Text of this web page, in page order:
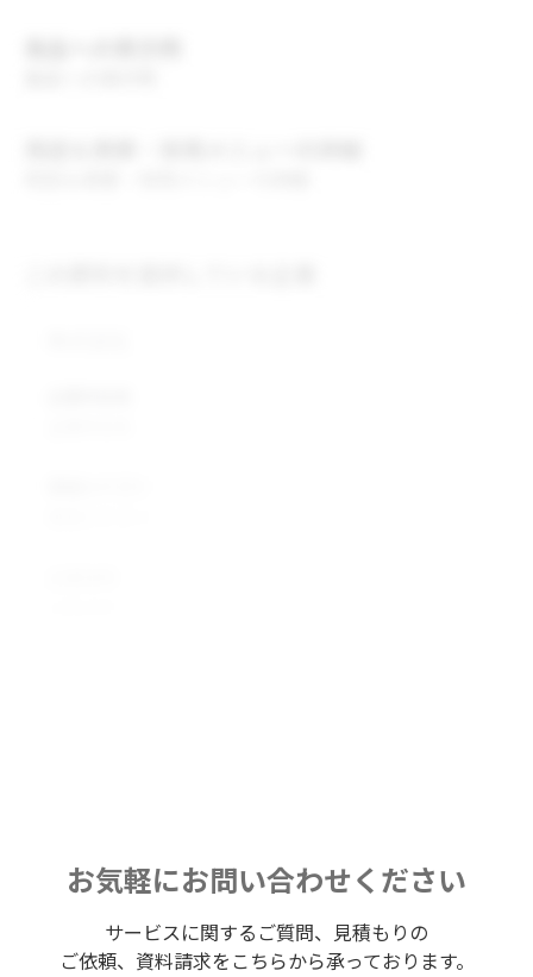
お気軽にお問い合わせください
サービスに関するご質問、見積もりの
ご依頼、資料請求をこちらから承っております。